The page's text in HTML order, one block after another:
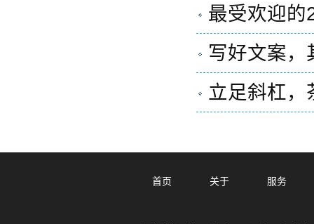
最受欢迎的
写好文案，
立足斜杠，
首页 关于 服务